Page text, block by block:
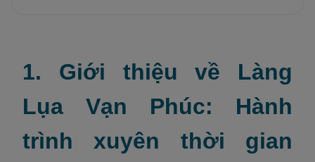
1. Giới thiệu về Làng
Lụa Vạn Phúc: Hành
trình xuyên thời gian